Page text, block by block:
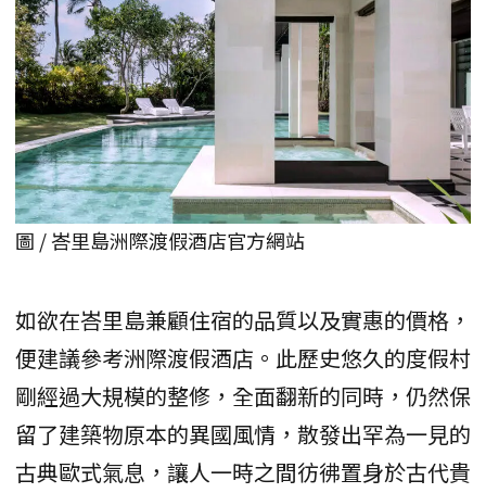
圖 / 峇里島洲際渡假酒店官方網站
如欲在峇里島兼顧住宿的品質以及實惠的價格，
便建議參考洲際渡假酒店。此歷史悠久的度假村
剛經過大規模的整修，全面翻新的同時，仍然保
留了建築物原本的異國風情，散發出罕為一見的
古典歐式氣息，讓人一時之間彷彿置身於古代貴